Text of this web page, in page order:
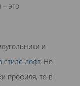
– это
и
стиле лофт. Но
профиля, то в